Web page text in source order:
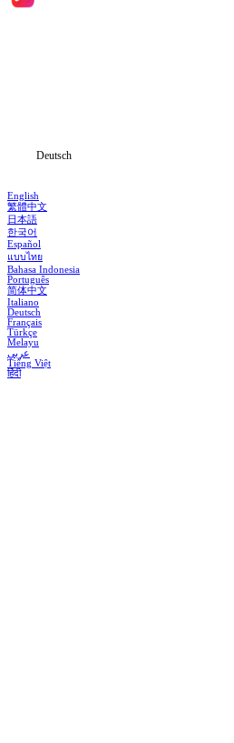
Deutsch
English
繁體中文
日本語
한국어
Español
แบบไทย
Bahasa Indonesia
Português
简体中文
Italiano
Deutsch
Français
Türkçe
Melayu
عربي
Tiếng Việt
हिंदी